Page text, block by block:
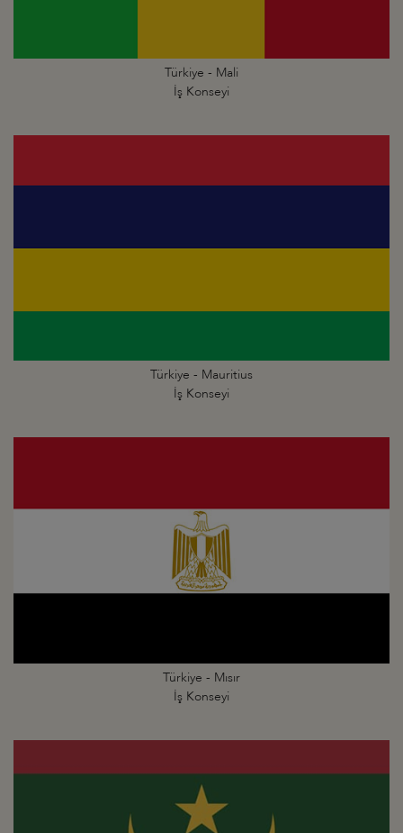
Türkiye - Mali
İş Konseyi
Türkiye - Mauritius
İş Konseyi
Türkiye - Mısır
İş Konseyi